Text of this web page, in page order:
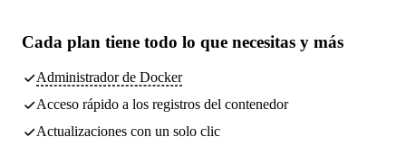
Cada plan tiene todo lo que necesitas y más
Administrador de Docker
Acceso rápido a los registros del contenedor
Actualizaciones con un solo clic